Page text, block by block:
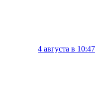
4 августа в 10:47